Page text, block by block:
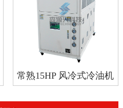
常熟15HP 风冷式冷油机